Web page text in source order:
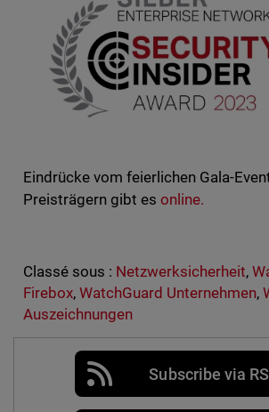
Eindrücke vom feierlichen Gala-
Preisträgern gibt es online.
Classé sous : Netzwerksicherheit,
Firebox, WatchGuard Unternehmen,
Auszeichnungen
Subscribe via